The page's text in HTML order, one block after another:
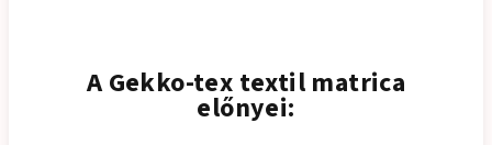
A Gekko-tex textil matrica
előnyei: